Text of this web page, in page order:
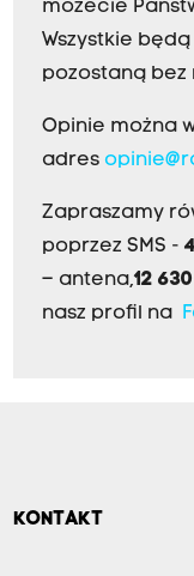
możecie
Wszystkie
pozostaną bez
Opinie można
adres
Zapraszamy
poprzez SMS -
– antena,12
nasz profil na
KONTAKT